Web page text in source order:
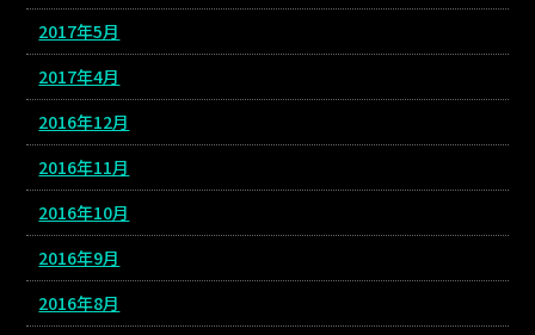
2017年5月
2017年4月
2016年12月
2016年11月
2016年10月
2016年9月
2016年8月